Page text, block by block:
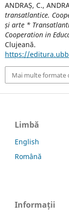
ANDRAȘ, C.,
transatlantice.
și arte *
Cooperation in
Clujeană.
https://
Mai multe formate
Limbă
English
Română
Informații